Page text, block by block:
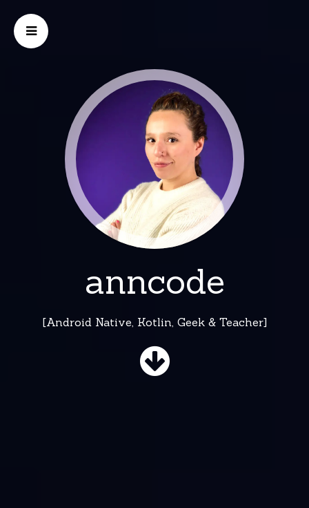
anncode
[Android Native, Kotlin, Geek & Teacher]